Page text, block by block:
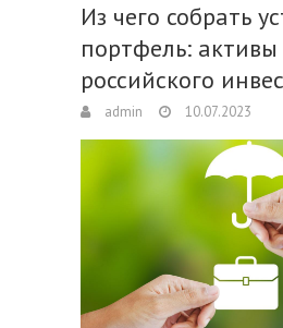
Из чего собрать
портфель:
российского
admin 10.07.2023